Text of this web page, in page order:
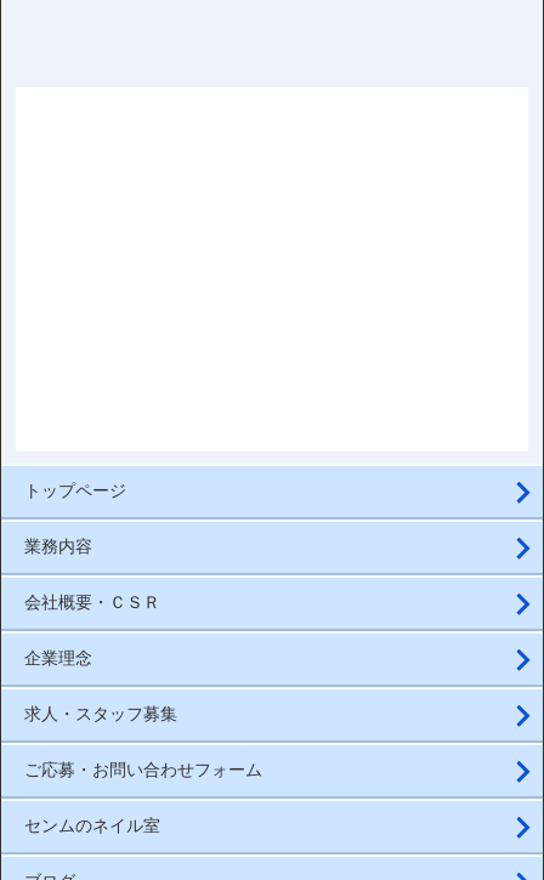
トップページ
業務内容
会社概要・ＣＳＲ
企業理念
求人・スタッフ募集
ご応募・お問い合わせフォーム
センムのネイル室